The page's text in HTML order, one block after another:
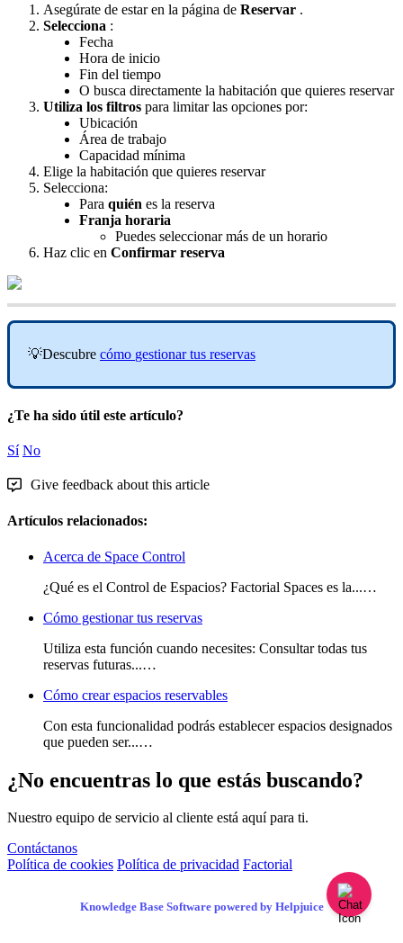
Asegúrate de estar en la página de Reservar .
Selecciona :
Fecha
Hora de inicio
Fin del tiempo
O busca directamente la habitación que quieres reservar
Utiliza los filtros para limitar las opciones por:
Ubicación
Área de trabajo
Capacidad mínima
Elige la habitación que quieres reservar
Selecciona:
Para quién es la reserva
Franja horaria
Puedes seleccionar más de un horario
Haz clic en Confirmar reserva
Descubre cómo gestionar tus reservas
¿Te ha sido útil este artículo?
Sí No
Give feedback about this article
Artículos relacionados:
Acerca de Space Control
¿Qué es el Control de Espacios? Factorial Spaces es la...…
Cómo gestionar tus reservas
Utiliza esta función cuando necesites: Consultar todas tus
reservas futuras...…
Cómo crear espacios reservables
Con esta funcionalidad podrás establecer espacios designados
que pueden ser...…
¿No encuentras lo que estás buscando?
Nuestro equipo de servicio al cliente está aquí para ti.
Contáctanos
Política de cookies Política de privacidad Factorial
Knowledge Base Software powered by Helpjuice